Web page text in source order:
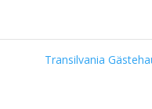
Transilvania